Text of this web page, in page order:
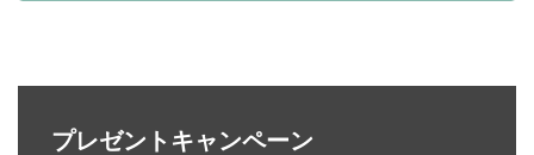
プレゼントキャンペーン